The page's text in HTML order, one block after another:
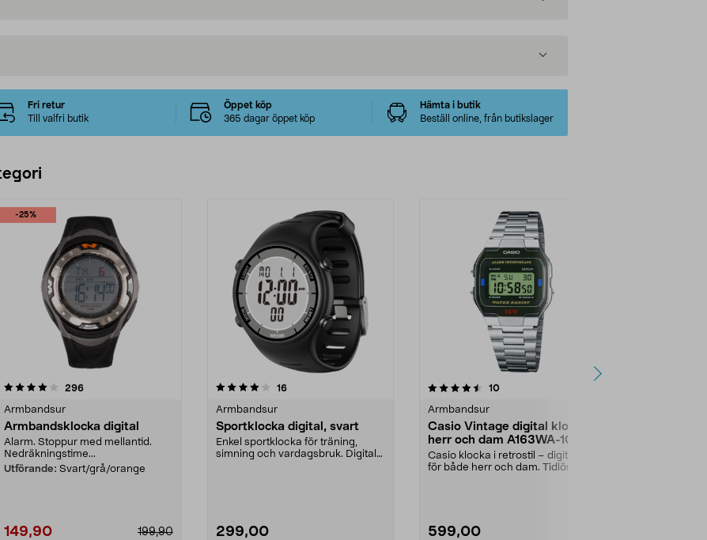
Fri retur
Till valfri butik
Öppet köp
365 dagar öppet köp
Hämta i butik
Beställ online, från butikslager
-25%
296recensioner
Armbandsur
Armbandsklocka digital
Alarm. Stoppur med mellantid.
Nedräkningstime...
Utförande: Svart/grå/orange
149,90 199,90
4.0 av 5 stjärnor 16recensioner
Armbandsur
Sportklocka digital, svart
Enkel sportklocka för träning,
simning och vardagsbruk. Digital
299,00
4.5 av 5 stjärnor 10recensioner
Armbandsur
Casio Vintage digital klocka
herr och dam A163WA-1QES
Casio klocka i retrostil – digitalur
för både herr och dam. Tidlös
599,00
4.0 av 5 stjärnor